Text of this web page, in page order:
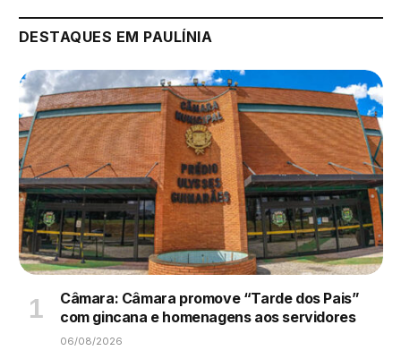
DESTAQUES EM PAULÍNIA
Câmara: Câmara promove “Tarde dos Pais”
com gincana e homenagens aos servidores
06/08/2026